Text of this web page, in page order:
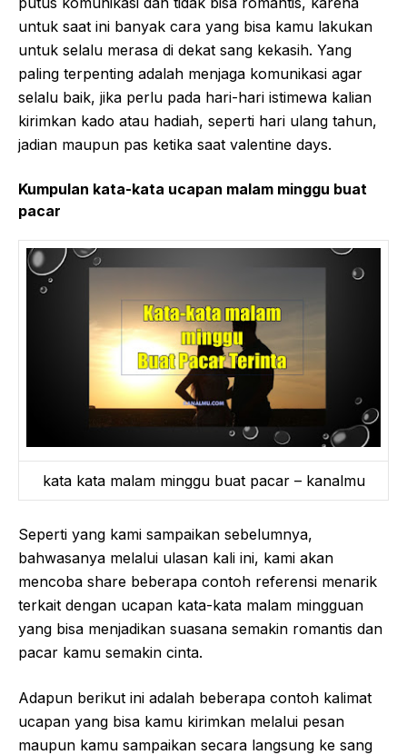
untuk saat ini banyak cara yang bisa kamu lakukan
untuk selalu merasa di dekat sang kekasih. Yang
paling terpenting adalah menjaga komunikasi agar
selalu baik, jika perlu pada hari-hari istimewa kalian
kirimkan kado atau hadiah, seperti hari ulang tahun,
jadian maupun pas ketika saat valentine days.
Kumpulan kata-kata ucapan malam minggu buat
pacar
kata kata malam minggu buat pacar – kanalmu
Seperti yang kami sampaikan sebelumnya,
bahwasanya melalui ulasan kali ini, kami akan
mencoba share beberapa contoh referensi menarik
terkait dengan ucapan kata-kata malam mingguan
yang bisa menjadikan suasana semakin romantis dan
pacar kamu semakin cinta.
Adapun berikut ini adalah beberapa contoh kalimat
ucapan yang bisa kamu kirimkan melalui pesan
maupun kamu sampaikan secara langsung ke sang